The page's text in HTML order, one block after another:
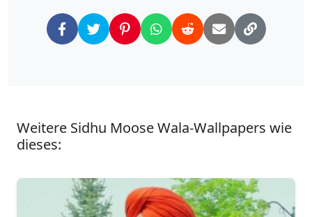
Weitere Sidhu Moose Wala-Wallpapers wie
dieses: